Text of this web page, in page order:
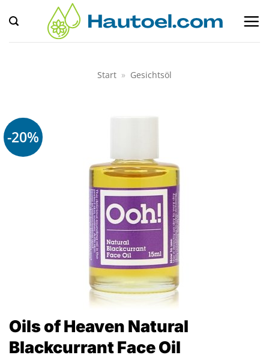
Inhalt
springen
Start » Gesichtsöl
-20%
Oils of Heaven Natural
Blackcurrant Face Oil